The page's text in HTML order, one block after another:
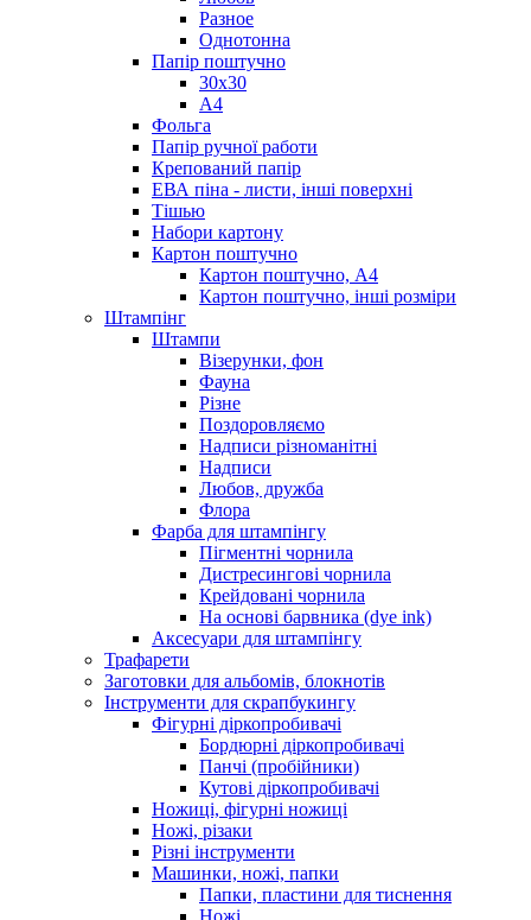
Разное
Однотонна
Папір поштучно
30х30
А4
Фольга
Папір ручної работи
Крепований папір
ЕВА піна - листи, інші поверхні
Тішью
Набори картону
Картон поштучно
Картон поштучно, А4
Картон поштучно, інші розміри
Штампінг
Штампи
Візерунки, фон
Фауна
Різне
Поздоровляємо
Надписи різноманітні
Надписи
Любов, дружба
Флора
Фарба для штампінгу
Пігментні чорнила
Дистресингові чорнила
Крейдовані чорнила
На основі барвника (dye ink)
Аксесуари для штампінгу
Трафарети
Заготовки для альбомів, блокнотів
Інструменти для скрапбукингу
Фігурні діркопробивачі
Бордюрні діркопробивачі
Панчі (пробійники)
Кутові діркопробивачі
Ножиці, фігурні ножиці
Ножі, різаки
Різні інструменти
Машинки, ножі, папки
Папки, пластини для тиснення
Ножі